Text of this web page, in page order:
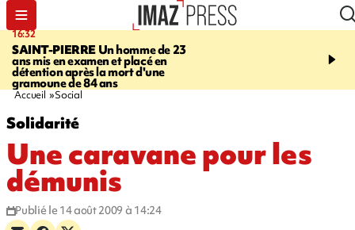
16:32
SAINT-PIERREUn homme de 23
ans mis en examen et placé en
détention après la mort d'une
gramoune de 84 ans
21:08
et Turquie scellent un
Accueil Social
Solidarité
Une caravane pour les
démunis
Publié le 14 août 2009 à 14:24